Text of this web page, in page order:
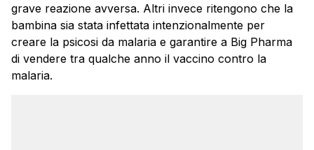
grave reazione avversa. Altri invece ritengono che la
bambina sia stata infettata intenzionalmente per
creare la psicosi da malaria e garantire a Big Pharma
di vendere tra qualche anno il vaccino contro la
malaria.